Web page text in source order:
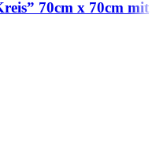
70cm x 70cm mit